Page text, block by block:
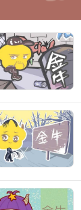
渴望。虫子
而白色则代
子可能是一
对自己内在
体的梦境情
境是潜意识
意识都是独
解梦，没有